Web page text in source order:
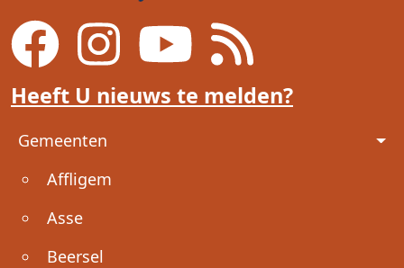
Heeft U nieuws te melden?
Voet
Gemeenten
Affligem
Asse
Beersel